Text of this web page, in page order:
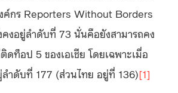
ค์กร Reporters Without Borders
งอยู่ลำดับที่ 73 นั่นคือยังสามารถคง
ติดท็อป 5 ของเอเชีย โดยเฉพาะเมื่อ
ำดับที่ 177 (ส่วนไทย อยู่ที่ 136)[1]